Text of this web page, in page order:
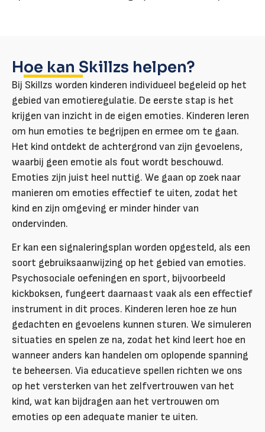
Hoe kan Skillzs helpen?
Bij Skillzs worden kinderen individueel begeleid op het
gebied van emotieregulatie. De eerste stap is het
krijgen van inzicht in de eigen emoties. Kinderen leren
om hun emoties te begrijpen en ermee om te gaan.
Het kind ontdekt de achtergrond van zijn gevoelens,
waarbij geen emotie als fout wordt beschouwd.
Emoties zijn juist heel nuttig. We gaan op zoek naar
manieren om emoties effectief te uiten, zodat het
kind en zijn omgeving er minder hinder van
ondervinden.
Er kan een signaleringsplan worden opgesteld, als een
soort gebruiksaanwijzing op het gebied van emoties.
Psychosociale oefeningen en sport, bijvoorbeeld
kickboksen, fungeert daarnaast vaak als een effectief
instrument in dit proces. Kinderen leren hoe ze hun
gedachten en gevoelens kunnen sturen. We simuleren
situaties en spelen ze na, zodat het kind leert hoe en
wanneer anders kan handelen om oplopende spanning
te beheersen. Via educatieve spellen richten we ons
op het versterken van het zelfvertrouwen van het
kind, wat kan bijdragen aan het vertrouwen om
emoties op een adequate manier te uiten.